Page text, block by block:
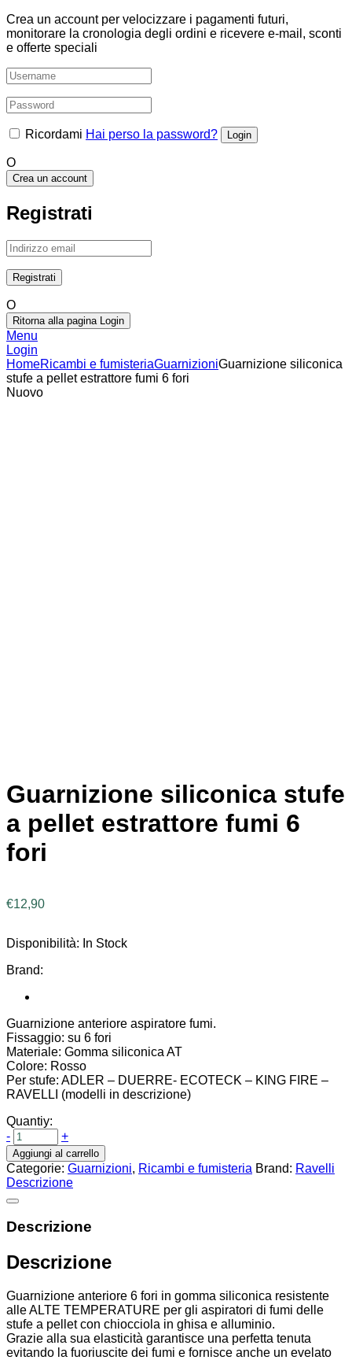
Crea un account per velocizzare i pagamenti futuri,
monitorare la cronologia degli ordini e ricevere e-mail, sconti
e offerte speciali
Ricordami Hai perso la password?
O
Crea un account
Registrati
O
Ritorna alla pagina Login
Menu
Login
HomeRicambi e fumisteriaGuarnizioniGuarnizione siliconica
stufe a pellet estrattore fumi 6 fori
Nuovo
Guarnizione siliconica stufe
a pellet estrattore fumi 6
fori
€12,90
Disponibilità: In Stock
Brand:
Guarnizione anteriore aspiratore fumi.
Fissaggio: su 6 fori
Materiale: Gomma siliconica AT
Colore: Rosso
Per stufe: ADLER – DUERRE- ECOTECK – KING FIRE –
RAVELLI (modelli in descrizione)
Quantiy:
-
+
Aggiungi al carrello
Categorie: Guarnizioni, Ricambi e fumisteria Brand: Ravelli
Descrizione
Descrizione
Descrizione
Guarnizione anteriore 6 fori in gomma siliconica resistente
alle ALTE TEMPERATURE per gli aspiratori di fumi delle
stufe a pellet con chiocciola in ghisa e alluminio.
Grazie alla sua elasticità garantisce una perfetta tenuta
evitando la fuoriuscite dei fumi e fornisce anche un evelato